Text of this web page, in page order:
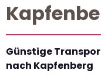
Günstige
nach Kapfenberg